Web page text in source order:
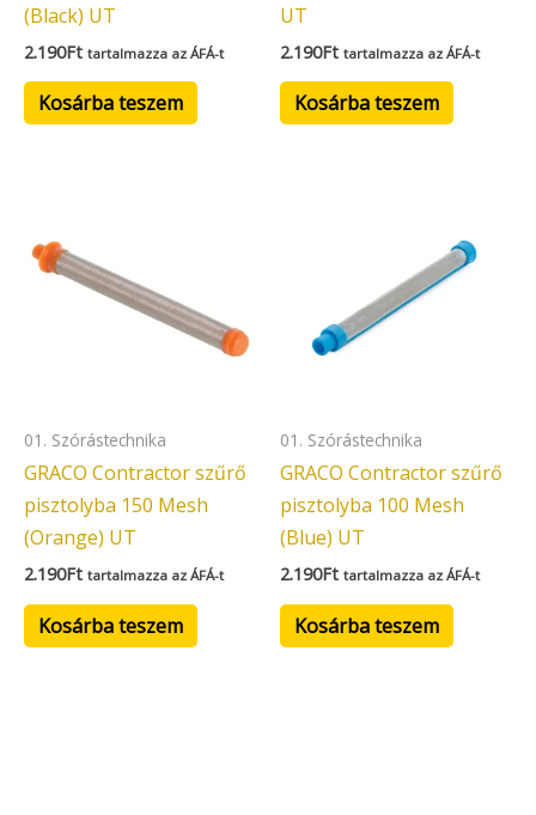
(Black) UT
2.190Ft tartalmazza az ÁFÁ-t
Kosárba teszem
UT
2.190Ft tartalmazza az ÁFÁ-t
Kosárba teszem
01. Szórástechnika
GRACO Contractor szűrő
pisztolyba 150 Mesh
(Orange) UT
2.190Ft tartalmazza az ÁFÁ-t
Kosárba teszem
01. Szórástechnika
GRACO Contractor szűrő
pisztolyba 100 Mesh
(Blue) UT
2.190Ft tartalmazza az ÁFÁ-t
Kosárba teszem